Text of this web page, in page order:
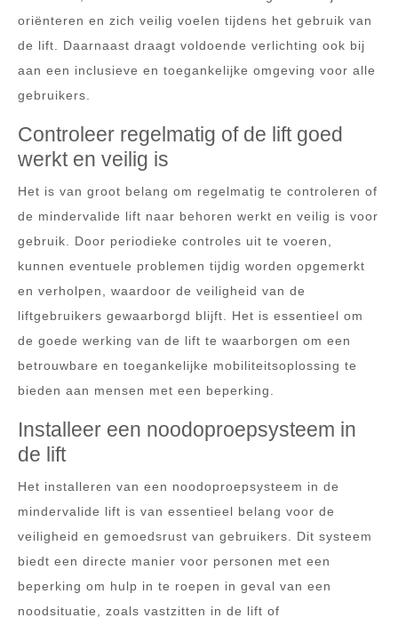
oriënteren en zich veilig voelen tijdens het gebruik van
de lift. Daarnaast draagt voldoende verlichting ook bij
aan een inclusieve en toegankelijke omgeving voor alle
gebruikers.
Controleer regelmatig of de lift goed
werkt en veilig is
Het is van groot belang om regelmatig te controleren of
de mindervalide lift naar behoren werkt en veilig is voor
gebruik. Door periodieke controles uit te voeren,
kunnen eventuele problemen tijdig worden opgemerkt
en verholpen, waardoor de veiligheid van de
liftgebruikers gewaarborgd blijft. Het is essentieel om
de goede werking van de lift te waarborgen om een
betrouwbare en toegankelijke mobiliteitsoplossing te
bieden aan mensen met een beperking.
Installeer een noodoproepsysteem in
de lift
Het installeren van een noodoproepsysteem in de
mindervalide lift is van essentieel belang voor de
veiligheid en gemoedsrust van gebruikers. Dit systeem
biedt een directe manier voor personen met een
beperking om hulp in te roepen in geval van een
noodsituatie, zoals vastzitten in de lift of